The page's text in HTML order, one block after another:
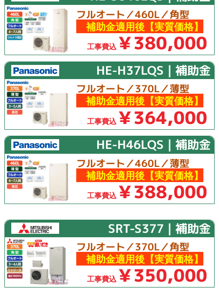
フルオート／460L／角型
補助金適用後【実質価格】
工事費込 ￥380,000
HE-H37LQS｜補助金
フルオート／370L／薄型
補助金適用後【実質価格】
工事費込 ￥364,000
HE-H46LQS｜補助金
フルオート／460L／薄型
補助金適用後【実質価格】
工事費込 ￥388,000
SRT-S377｜補助金
フルオート／370L／角型
補助金適用後【実質価格】
工事費込 ￥350,000